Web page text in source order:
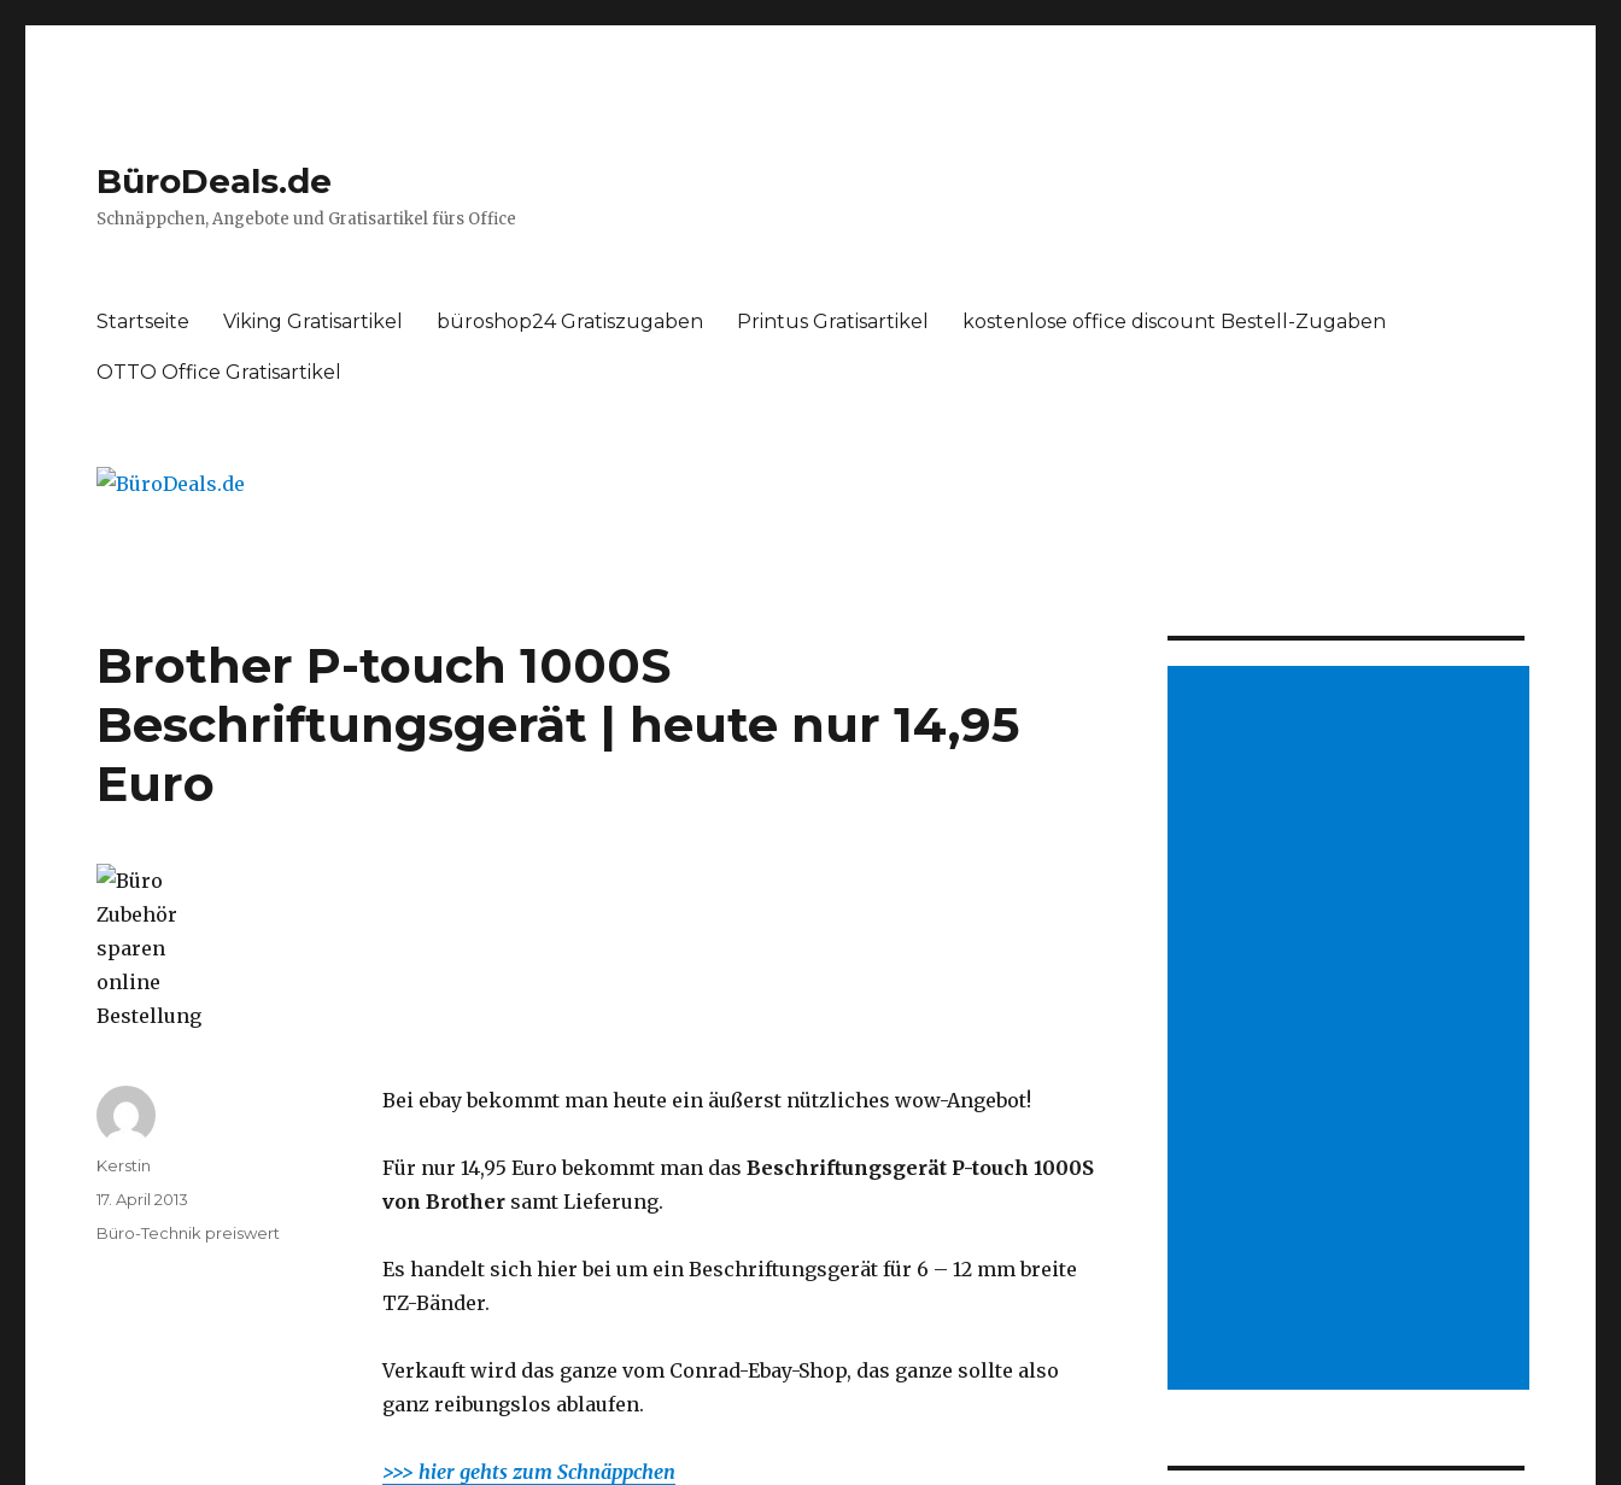
BüroDeals.de
Schnäppchen, Angebote und Gratisartikel fürs Office
Startseite Viking Gratisartikel büroshop24 Gratiszugaben Printus Gratisartikel kostenlose office discount Bestell-Zugaben
OTTO Office Gratisartikel
Brother P-touch 1000S
Beschriftungsgerät | heute nur 14,95
Euro
Bei ebay bekommt man heute ein äußerst nützliches wow-Angebot!
Für nur 14,95 Euro bekommt man das Beschriftungsgerät P-touch 1000S
von Brothersamt Lieferung.
Es handelt sich hier bei um ein Beschriftungsgerät für 6 – 12 mm breite
TZ-Bänder.
Verkauft wird das ganze vom Conrad-Ebay-Shop, das ganze sollte also
ganz reibungslos ablaufen.
>>> hier gehts zum Schnäppchen
Autor
Kerstin
Veröffentlicht
am
17. April 2013
Kategorien
Büro-Technik preiswert